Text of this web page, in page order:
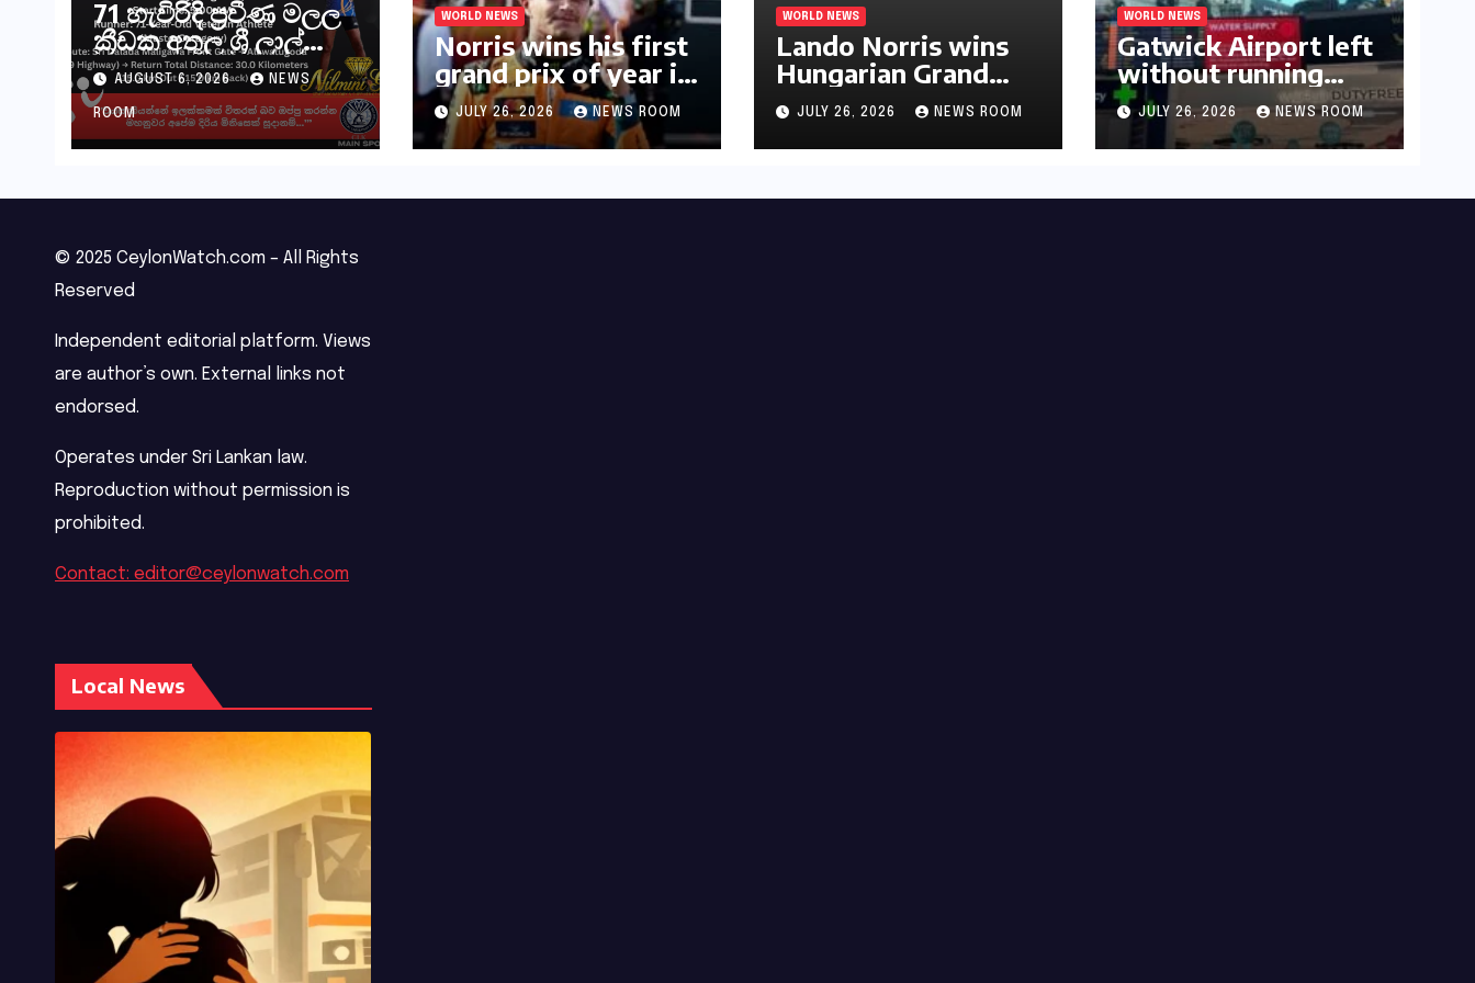
71 හැවිරිදි ප්‍රවීණ මලල
ක්‍රීඩක අතුල ශ්‍රී ලාල්
මහතා කිලෝමීටර් 30ක
විශේෂ මැරතන් ධාවන
අභියෝගයකට
සැරසෙයි
AUGUST 6, 2026 NEWS
ROOM
WORLD NEWS
Norris wins his first
grand prix of year in
Hungary​​
JULY 26, 2026 NEWS ROOM
WORLD NEWS
Lando Norris wins
Hungarian Grand
Prix for first F1
triumph in 2026​​
JULY 26, 2026 NEWS ROOM
WORLD NEWS
Gatwick Airport left
without running
water after major
outage​​
JULY 26, 2026 NEWS ROOM
© 2025 CeylonWatch.com – All Rights
Reserved
Independent editorial platform. Views
are author’s own. External links not
endorsed.
Operates under Sri Lankan law.
Reproduction without permission is
prohibited.
Contact: editor@ceylonwatch.com
Local News